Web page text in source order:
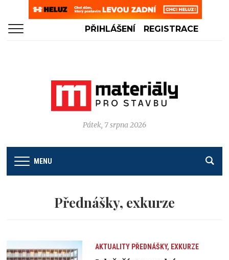
PŘIHLÁŠENÍ REGISTRACE
Pátek, 7 srpna 2026
MENU
Přednášky, exkurze
AKTUALITY PŘEDNÁŠKY, EXKURZE